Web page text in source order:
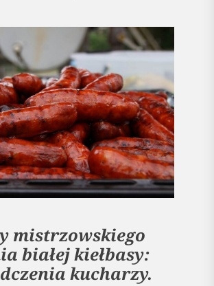
mistrzowskiego
białej kiełbasy:
kucharzy.